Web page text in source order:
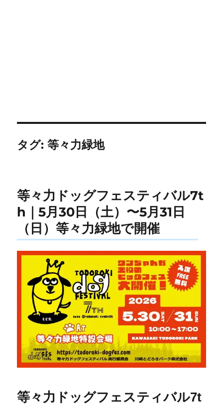
タグ:等々力緑地
等々力ドッグフェスティバル7t
h｜5月30日（土）〜5月31日
（日）等々力緑地で開催
等々力ドッグフェスティバル7t